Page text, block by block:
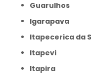
Guarulhos
Igarapava
Itapecerica da
Itapevi
Itapira